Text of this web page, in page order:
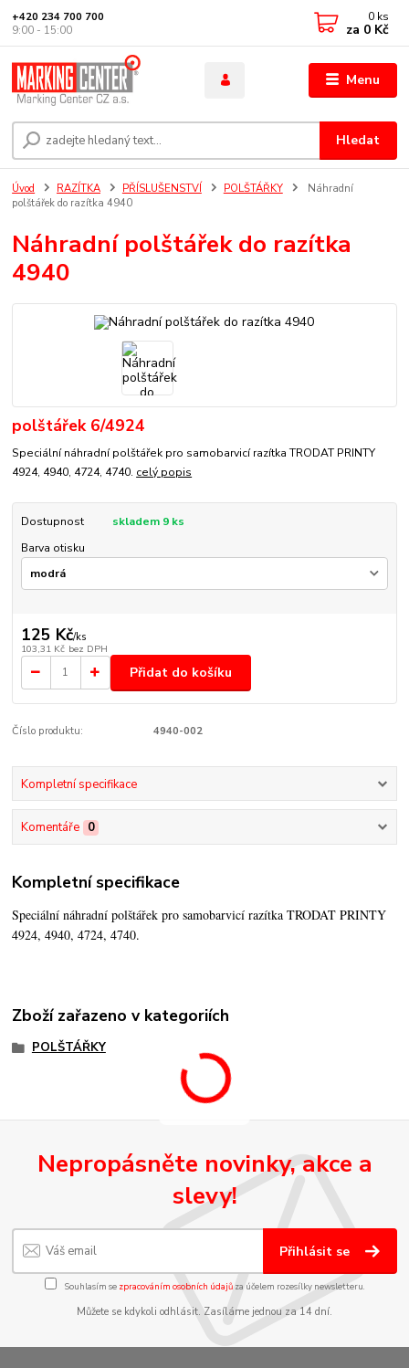
Menu
Hledat
+420 234 700 700
9:00 - 15:00
0 ks
za 0 Kč
Úvod RAZÍTKA PŘÍSLUŠENSTVÍ POLŠTÁŘKY
Náhradní
polštářek do razítka 4940
Náhradní polštářek do razítka
4940
polštářek 6/4924
Speciální náhradní polštářek pro samobarvicí razítka TRODAT PRINTY
4924, 4940, 4724, 4740. celý popis
Dostupnost
skladem 9 ks
Barva otisku
125 Kč/ks
103,31 Kč bez DPH
Přidat do košíku
Číslo produktu: 4940-002
Kompletní specifikace
Komentáře 0
Kompletní specifikace
Speciální náhradní polštářek pro samobarvicí razítka TRODAT PRINTY
4924, 4940, 4724, 4740.
Zboží zařazeno v kategoriích
POLŠTÁŘKY
Nepropásněte novinky, akce a
slevy!
Přihlásit se
Souhlasím se zpracováním osobních údajůza účelem rozesílky newsletteru.
Můžete se kdykoli odhlásit. Zasíláme jednou za 14 dní.